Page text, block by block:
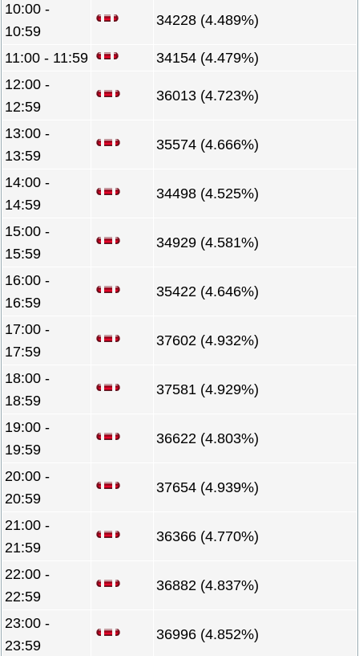
10:00 -
10:59
34228 (4.489%)
11:00 - 11:59
34154 (4.479%)
12:00 -
12:59
36013 (4.723%)
13:00 -
13:59
35574 (4.666%)
14:00 -
14:59
34498 (4.525%)
15:00 -
15:59
34929 (4.581%)
16:00 -
16:59
35422 (4.646%)
17:00 -
17:59
37602 (4.932%)
18:00 -
18:59
37581 (4.929%)
19:00 -
19:59
36622 (4.803%)
20:00 -
20:59
37654 (4.939%)
21:00 -
21:59
36366 (4.770%)
22:00 -
22:59
36882 (4.837%)
23:00 -
23:59
36996 (4.852%)